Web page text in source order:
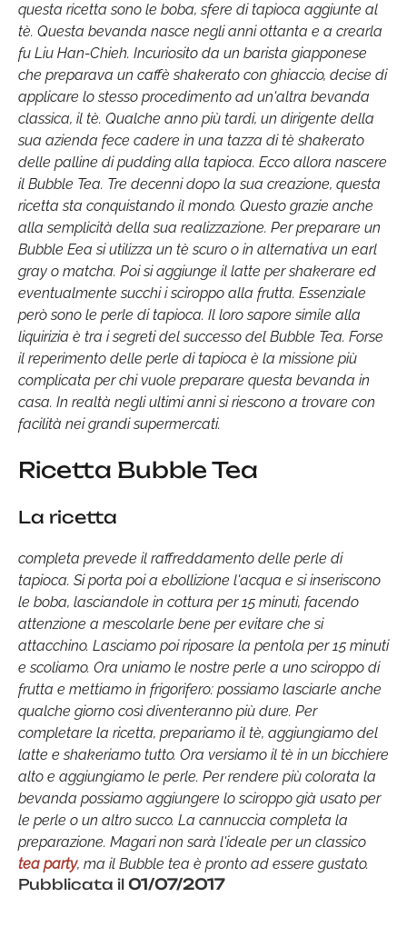
questa ricetta sono le boba, sfere di tapioca aggiunte al
tè. Questa bevanda nasce negli anni ottanta e a crearla
fu Liu Han-Chieh. Incuriosito da un barista giapponese
che preparava un caffè shakerato con ghiaccio, decise di
applicare lo stesso procedimento ad un'altra bevanda
classica, il tè. Qualche anno più tardi, un dirigente della
sua azienda fece cadere in una tazza di tè shakerato
delle palline di pudding alla tapioca. Ecco allora nascere
il Bubble Tea. Tre decenni dopo la sua creazione, questa
ricetta sta conquistando il mondo. Questo grazie anche
alla semplicità della sua realizzazione. Per preparare un
Bubble Eea si utilizza un tè scuro o in alternativa un earl
gray o matcha. Poi si aggiunge il latte per shakerare ed
eventualmente succhi i sciroppo alla frutta. Essenziale
però sono le perle di tapioca. Il loro sapore simile alla
liquirizia è tra i segreti del successo del Bubble Tea. Forse
il reperimento delle perle di tapioca è la missione più
complicata per chi vuole preparare questa bevanda in
casa. In realtà negli ultimi anni si riescono a trovare con
facilità nei grandi supermercati.
Ricetta Bubble Tea
La ricetta
completa prevede il raffreddamento delle perle di
tapioca. Si porta poi a ebollizione l'acqua e si inseriscono
le boba, lasciandole in cottura per 15 minuti, facendo
attenzione a mescolarle bene per evitare che si
attacchino. Lasciamo poi riposare la pentola per 15 minuti
e scoliamo. Ora uniamo le nostre perle a uno sciroppo di
frutta e mettiamo in frigorifero: possiamo lasciarle anche
qualche giorno così diventeranno più dure. Per
completare la ricetta, prepariamo il tè, aggiungiamo del
latte e shakeriamo tutto. Ora versiamo il tè in un bicchiere
alto e aggiungiamo le perle. Per rendere più colorata la
bevanda possiamo aggiungere lo sciroppo già usato per
le perle o un altro succo. La cannuccia completa la
preparazione. Magari non sarà l'ideale per un classico
tea party, ma il Bubble tea è pronto ad essere gustato.
Pubblicata il 01/07/2017